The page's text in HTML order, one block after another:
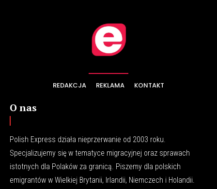
REDAKCJA REKLAMA KONTAKT
O nas
Polish Express działa nieprzerwanie od 2003 roku.
Specjalizujemy się w tematyce migracyjnej oraz sprawach
istotnych dla Polaków za granicą. Piszemy dla polskich
emigrantów w Wielkiej Brytanii, Irlandii, Niemczech i Holandii.